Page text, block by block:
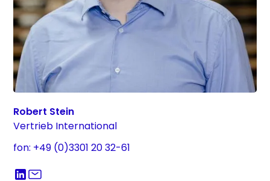
Robert Stein
Vertrieb International
fon: +49 (0)3301 20 32-61